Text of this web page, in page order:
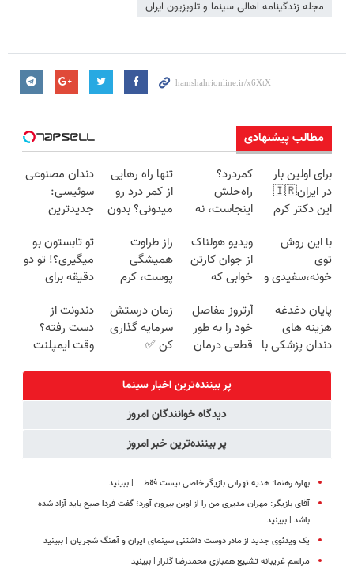
مجله زندگینامه اهالی سینما و تلویزیون ایران
مطالب پیشنهادی
برای اولین بار
در ایران🇮🇷
این دکتر کرم
روزه ساخت!
کمردرد؟
راه‌حلش
اینجاست، نه
تنها راه رهایی
از کمر درد رو
میدونی؟ بدون
(◂پرسش‌نامه)
دندان مصنوعی
سوئیسی:
جدیدترین
سبک و مقاوم |
پرداخت قسطی
با این روش
توی
خونه،سفیدی و
برگردون
(40%off)
ویدیو هولناک
از جوان کارتن
خوابی که
آموزش رایگان
راز طراوت
همیشگی
پوست، کرم
با 45%تخفیف
تو تابستون بو
میگیری؟! تو دو
دقیقه برای
درمانش کن
پایان دغدغه
هزینه های
دندان پزشکی با
آرتروز مفاصل
خود را به طور
قطعی درمان
◗پرسش‌نامه◖
زمان درستش
سرمایه گذاری
کن ✅
دندونت از
دست رفته؟
وقت ایمپلنت
پر بیننده‌ترین اخبار سینما
دیدگاه خوانندگان امروز
پر بیننده‌ترین خبر امروز
بهاره رهنما: هدیه تهرانی بازیگر خاصی نیست فقط ...|‌ ببینید
آقای بازیگر: مهران مدیری من را از اوین بیرون آورد؛ گفت فردا صبح باید آزاد شده
باشد | ببینید
یک ویدئوی جدید از مادر دوست داشتنی سینمای ایران و آهنگ شجریان | ببینید
مراسم غریبانه تشییع همبازی محمدرضا گلزار | ببینید